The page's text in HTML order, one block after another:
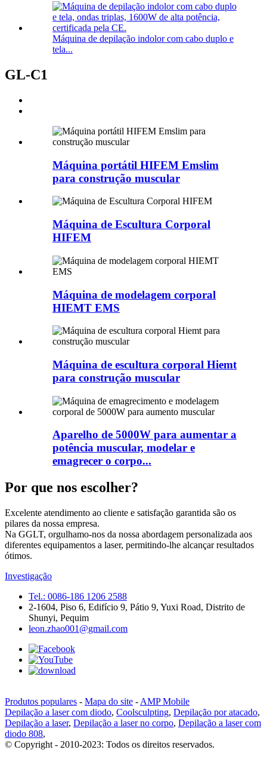
Máquina de depilação indolor com cabo duplo e
tela...
GL-C1
Máquina portátil HIFEM Emslim
para construção muscular
Máquina de Escultura Corporal
HIFEM
Máquina de modelagem corporal
HIEMT EMS
Máquina de escultura corporal Hiemt
para construção muscular
Aparelho de 5000W para aumentar a
potência muscular, modelar e
emagrecer o corpo...
Por que nos escolher?
Excelente atendimento ao cliente e satisfação garantida são os
pilares da nossa empresa.
Na GGLT, orgulhamo-nos da nossa abordagem personalizada aos
diferentes equipamentos a laser, permitindo-lhe alcançar resultados
ótimos.
Investigação
Tel.: 0086-186 1206 2588
2-1604, Piso 6, Edifício 9, Pátio 9, Yuxi Road, Distrito de
Shunyi, Pequim
leon.zhao001@gmail.com
Produtos populares - Mapa do site - AMP Mobile
Depilação a laser com diodo, Coolsculpting, Depilação por atacado,
Depilação a laser, Depilação a laser no corpo, Depilação a laser com
diodo 808,
© Copyright - 2010-2023: Todos os direitos reservados.